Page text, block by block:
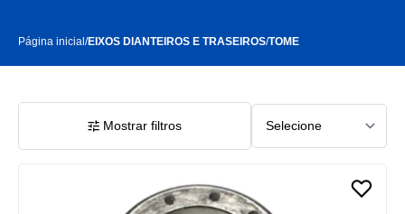
Página inicial/EIXOS DIANTEIROS E TRASEIROS/TOME
Mostrar filtros